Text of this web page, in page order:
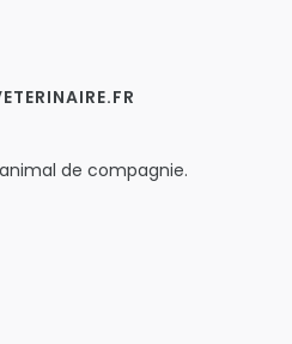
de compagnie.